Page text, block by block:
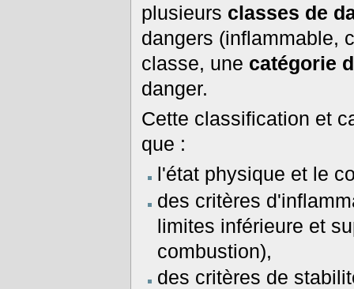
plusieurs classes de
dangers (inflammable,
classe, une catégorie
danger.
Cette classification et
que :
l'état physique et le
des critères
limites inférieure et
combustion),
des critères de